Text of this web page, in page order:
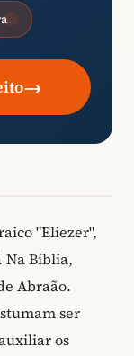
→
"Eliezer",
Na Bíblia,
Abraão.
ser
os